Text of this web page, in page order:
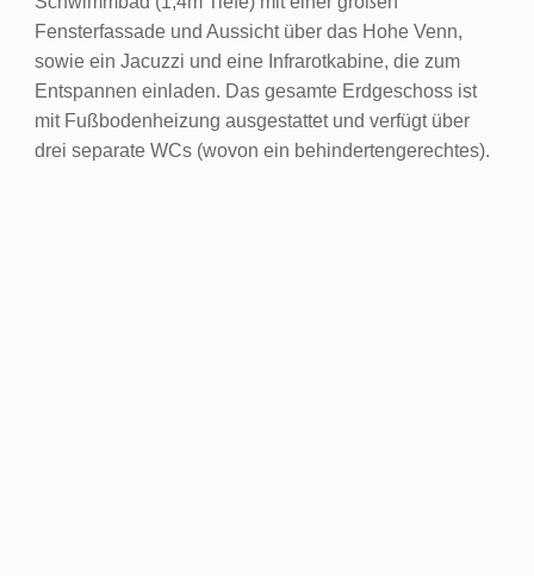
Fensterfassade und Aussicht über das Hohe Venn,
sowie ein Jacuzzi und eine Infrarotkabine, die zum
Entspannen einladen. Das gesamte Erdgeschoss ist
mit Fußbodenheizung ausgestattet und verfügt über
drei separate WCs (wovon ein behindertengerechtes).